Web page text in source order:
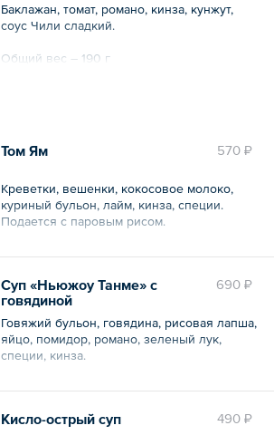
Баклажан, томат, романо, кинза, кунжут,
соус Чили сладкий.
Общий вес – 190 г
570 ₽
Том Ям
Креветки, вешенки, кокосовое молоко,
куриный бульон, лайм, кинза, специи.
Подается с паровым рисом.
Общий объем – 350 мл
690 ₽
Суп «Ньюжоу Танме» с
говядиной
Говяжий бульон, говядина, рисовая лапша,
яйцо, помидор, романо, зеленый лук,
специи, кинза.
Общий объем – 0.7 л
490 ₽
Кисло-острый суп